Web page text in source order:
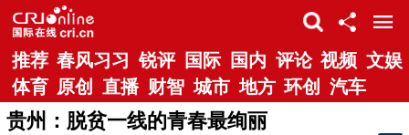
推荐 春风习习 锐评 国际 国内 评论 视频 文娱
体育 原创 直播 财智 城市 地方 环创 汽车
贵州：脱贫一线的青春最绚丽